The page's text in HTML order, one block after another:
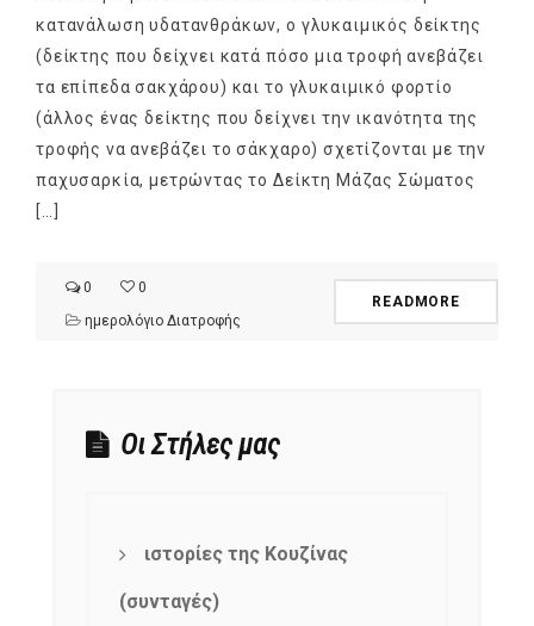
κατανάλωση υδατανθράκων, ο γλυκαιμικός δείκτης
(δείκτης που δείχνει κατά πόσο μια τροφή ανεβάζει
τα επίπεδα σακχάρου) και το γλυκαιμικό φορτίο
(άλλος ένας δείκτης που δείχνει την ικανότητα της
τροφής να ανεβάζει το σάκχαρο) σχετίζονται με την
παχυσαρκία, μετρώντας το Δείκτη Μάζας Σώματος
[…]
0
0
ημερολόγιο Διατροφής
READMORE
Οι Στήλες μας
ιστορίες της Κουζίνας
(συνταγές)